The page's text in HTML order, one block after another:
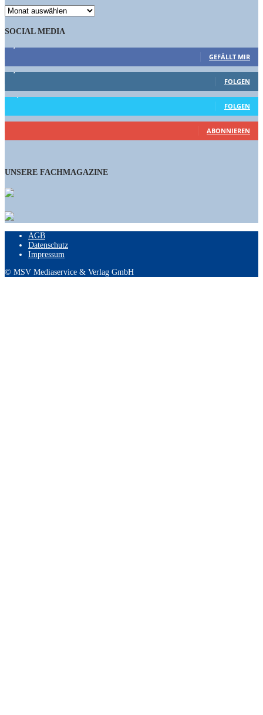
ARCHIV
SOCIAL MEDIA
GEFÄLLT MIR
1,662 Follower
FOLGEN
15,658 Follower
FOLGEN
460 Abonnenten
ABONNIEREN
UNSERE FACHMAGAZINE
AGB
Datenschutz
Impressum
© MSV Mediaservice & Verlag GmbH